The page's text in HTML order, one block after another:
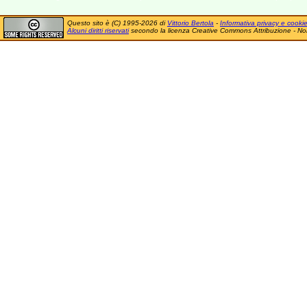
Questo sito è (C) 1995-2026 di Vittorio Bertola - Informativa privacy e cookie
Alcuni diritti riservatisecondo la licenza Creative Commons Attribuzione -